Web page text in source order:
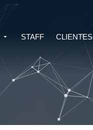
DERECHO TRIBUTARIO
DERECHO DE SALUD Y
BIOTECNOLOGÍA
DERECHO DIGITAL E IA
STAFF CLIENTES
CIVIL
TRIBUTARIO
INMOBILIARIO